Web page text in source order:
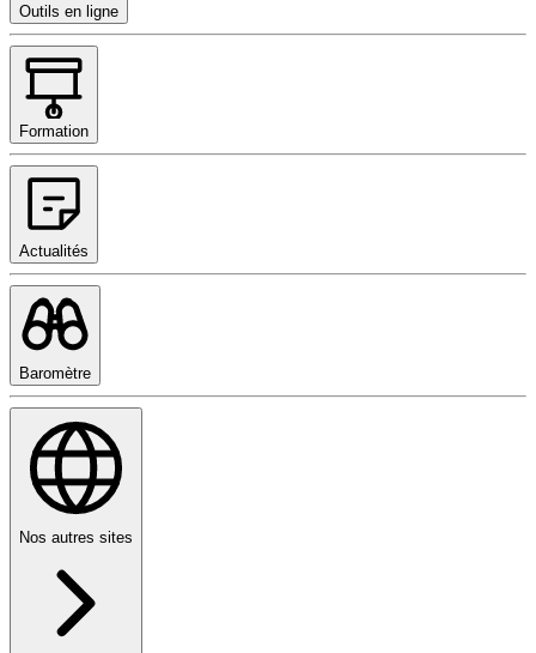
Outils en ligne
Formation
Actualités
Baromètre
Nos autres sites